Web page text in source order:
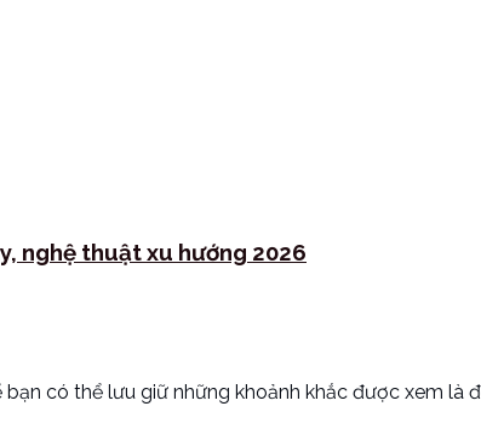
nghệ thuật xu hướng 2026
có thể lưu giữ những khoảnh khắc được xem là